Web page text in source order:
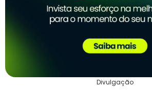
Divulgação